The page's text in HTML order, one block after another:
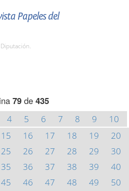
Papeles del
79 de 435
4 5 6 7 8 9
10
15 16 17 18 19
20
25 26 27 28 29
30
35 36 37 38 39
40
45 46 47 48 49
50